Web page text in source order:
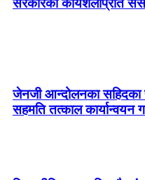
सरकारको कार्यशैलीप्रति
जेनजी आन्दोलनका सहिदका
सहमति तत्काल कार्यान्वयन